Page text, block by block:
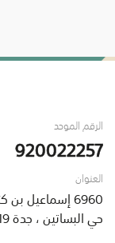
الرقم الموحد
920022257
العنوان
6960 إسماعيل بن كثير
حي البساتين ، جدة 23719